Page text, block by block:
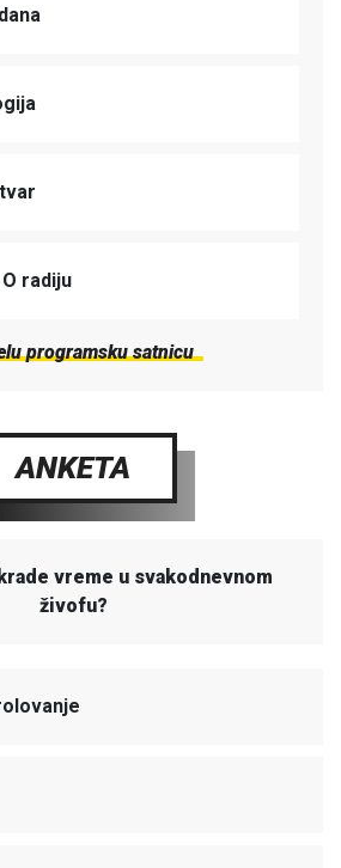
radiju
programsku satnicu
ANKETA
vreme u svakodnevnom
živofu?